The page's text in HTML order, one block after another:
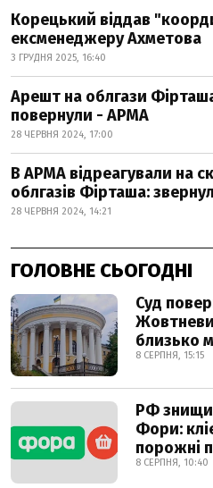
Корецький віддав
ексменеджеру Ахметова
3 ГРУДНЯ 2025, 16:40
Арешт на облгази
повернули - АРМА
28 ЧЕРВНЯ 2024, 17:00
В АРМА відреагували на
облгазів Фірташа:
28 ЧЕРВНЯ 2024, 14:21
ГОЛОВНЕ СЬОГОДНІ
Суд
близько
8 СЕРПНЯ, 15:15
РФ
Фори:
порожні
8 СЕРПНЯ, 10:40